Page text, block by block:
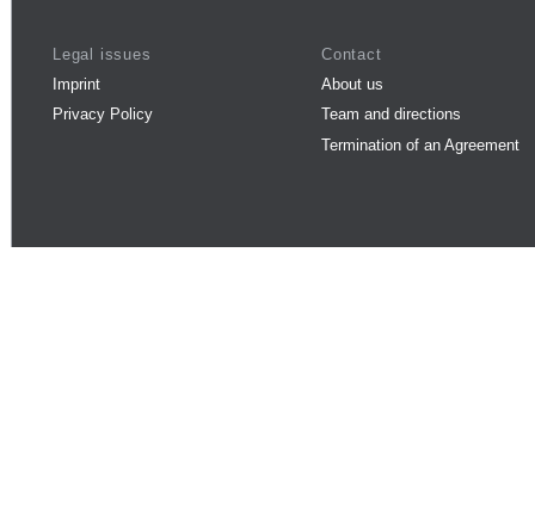
Legal issues
Imprint
Privacy Policy
Contact
About us
Team and directions
Termination of an Agreement